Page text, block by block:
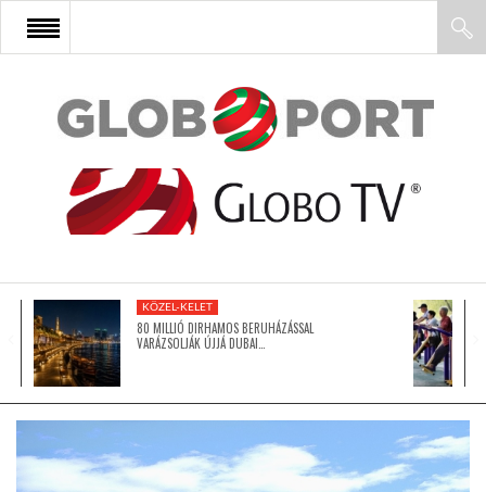
FŐOLDAL
AFRIKA
ÁZSIA
LATIN-AMERIKA
KÖZEL-KELET
80 MILLIÓ DIRHAMOS BERUHÁZÁSSAL
VARÁZSOLJÁK ÚJJÁ DUBAI…